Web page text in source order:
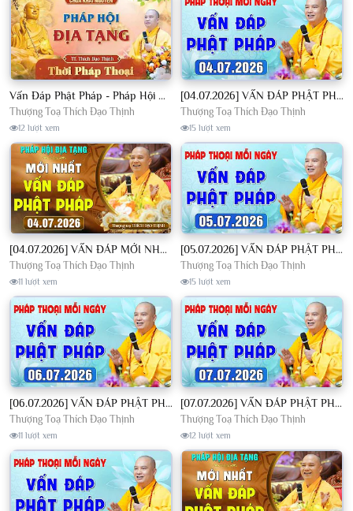
Vấn Đáp Phật Pháp - Pháp Hội Địa Tạng Ngày 01/08/2026│TT. Thích Đạo Thịnh
Thượng Toạ Thích Đạo Thịnh
12 lượt xem
[04.07.2026] VẤN ĐÁP PHẬT PHÁP - Nghe Thầy giảng Pháp mỗi ngày CÔNG ĐỨC VÔ LƯỢNG│TT. Thích Đạo Thịnh
Thượng Toạ Thích Đạo Thịnh
15 lượt xem
[04.07.2026] VẤN ĐÁP MỚI NHẤT - Pháp Hội Địa Tạng Chùa Khai Nguyên | TT. Thích Đạo Thịnh
Thượng Toạ Thích Đạo Thịnh
11 lượt xem
[05.07.2026] VẤN ĐÁP PHẬT PHÁP - Nghe Thầy giảng Pháp mỗi ngày CÔNG ĐỨC VÔ LƯỢNG│TT. Thích Đạo Thịnh
Thượng Toạ Thích Đạo Thịnh
15 lượt xem
[06.07.2026] VẤN ĐÁP PHẬT PHÁP - Nghe Thầy giảng Pháp mỗi ngày CÔNG ĐỨC VÔ LƯỢNG│TT. Thích Đạo Thịnh
Thượng Toạ Thích Đạo Thịnh
11 lượt xem
[07.07.2026] VẤN ĐÁP PHẬT PHÁP - Nghe Thầy giảng Pháp mỗi ngày CÔNG ĐỨC VÔ LƯỢNG│TT. Thích Đạo Thịnh
Thượng Toạ Thích Đạo Thịnh
12 lượt xem